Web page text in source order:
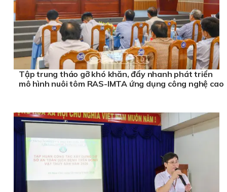
Tập trung tháo gỡ khó khăn, đẩy nhanh phát triển
mô hình nuôi tôm RAS-IMTA ứng dụng công nghệ cao